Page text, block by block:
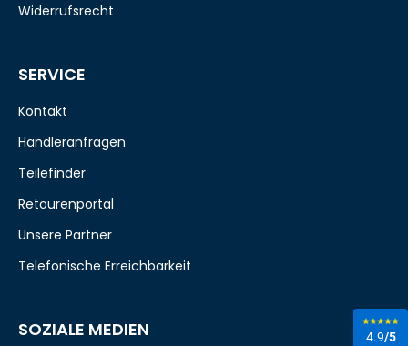
4.9/5
Widerrufsrecht
SERVICE
Kontakt
Händleranfragen
Teilefinder
Retourenportal
Unsere Partner
Telefonische Erreichbarkeit
SOZIALE MEDIEN